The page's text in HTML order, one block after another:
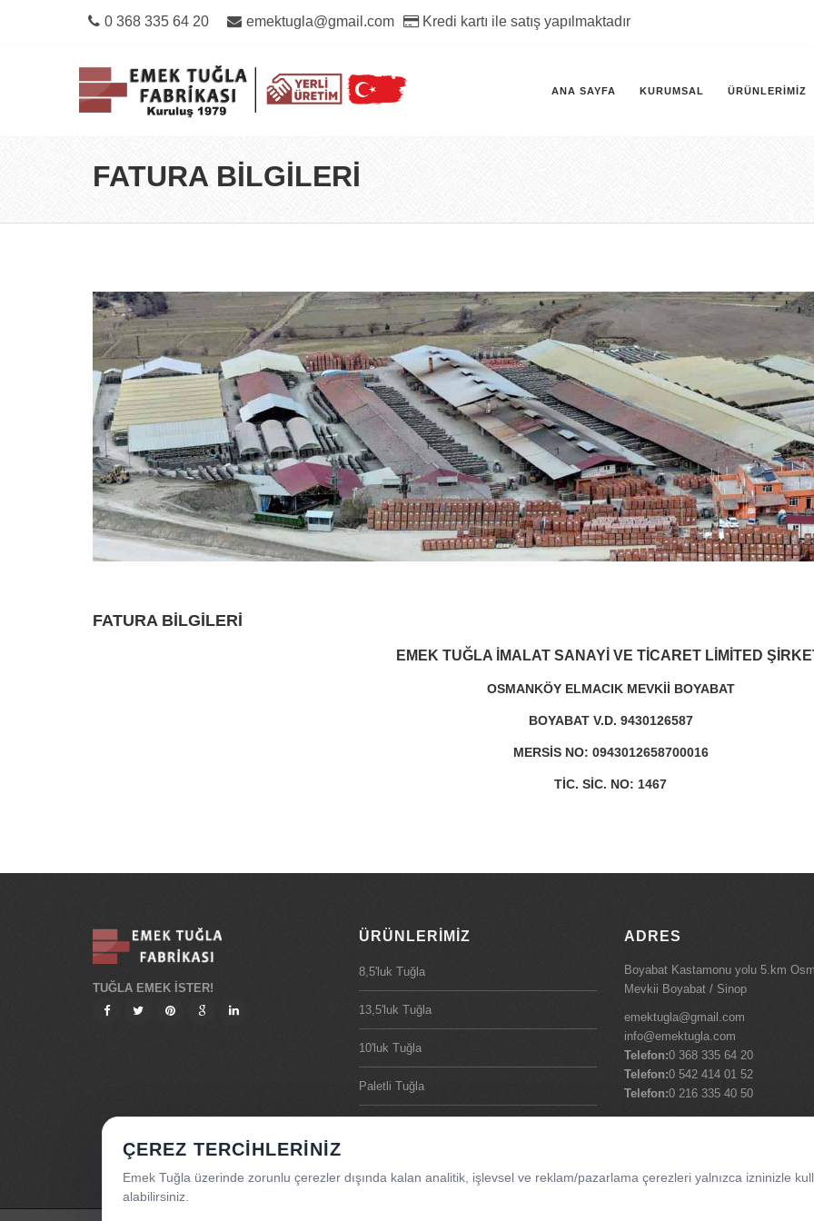
0 368 335 64 20 emektugla@gmail.com Kredi kartı ile satış yapılmaktadır
ANA SAYFA KURUMSAL ÜRÜNLERIMIZ
FATURA BILGILERI
FATURA BILGILERI
EMEK TUĞLA İMALAT SANAYİ VE TİCARET LİMİTED
OSMANKÖY ELMACIK MEVKİİ BOYABAT
BOYABAT V.D. 9430126587
MERSİS NO: 0943012658700016
TİC. SİC. NO: 1467
TUĞLA EMEK İSTER!
ÜRÜNLERIMIZ
8,5'luk Tuğla
13,5'luk Tuğla
10'luk Tuğla
Paletli Tuğla
ADRES
Boyabat Kastamonu yolu 5.km
Mevkii Boyabat / Sinop
emektugla@gmail.com
info@emektugla.com
Telefon:0 368 335 64 20
Telefon:0 542 414 01 52
Telefon:0 216 335 40 50
ÇEREZ TERCIHLERINIZ
Emek Tuğla üzerinde zorunlu çerezler dışında kalan analitik, işlevsel ve reklam/pazarlama çerezleri yalnızca izninizle
alabilirsiniz.